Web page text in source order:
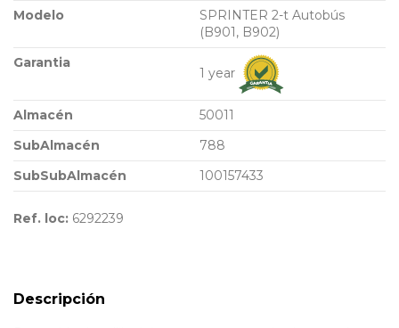
Modelo
SPRINTER 2-t Autobús
(B901, B902)
Garantia
1 year
Almacén
50011
SubAlmacén
788
SubSubAlmacén
100157433
Ref. loc: 6292239
Descripción